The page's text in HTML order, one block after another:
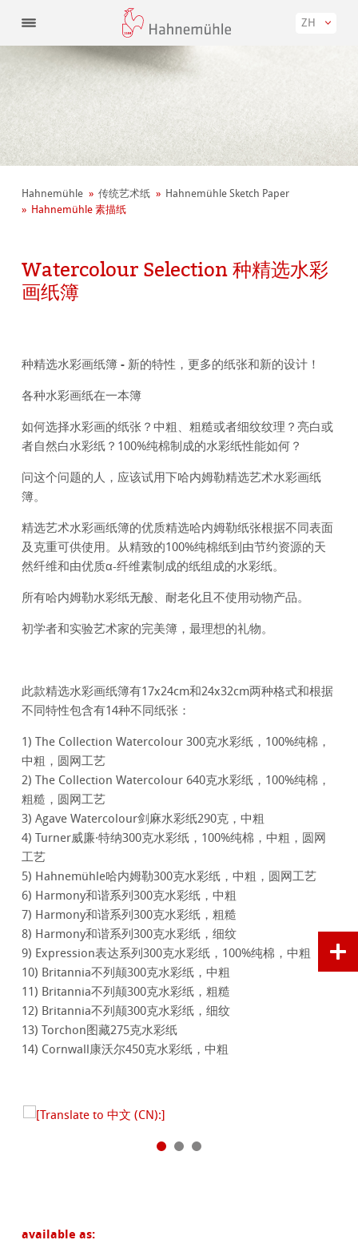
ZH
Hahnemühle 传统艺术纸
Hahnemühle Sketch Paper
Hahnemühle 素描纸
Watercolour Selection 种精选水彩
画纸簿
种精选水彩画纸簿 - 新的特性，更多的纸张和新的设计！
各种水彩画纸在一本簿
如何选择水彩画的纸张？中粗、粗糙或者细纹纹理？亮白或
者自然白水彩纸？100%纯棉制成的水彩纸性能如何？
问这个问题的人，应该试用下哈内姆勒精选艺术水彩画纸
簿。
精选艺术水彩画纸簿的优质精选哈内姆勒纸张根据不同表面
及克重可供使用。从精致的100%纯棉纸到由节约资源的天
然纤维和由优质α-纤维素制成的纸组成的水彩纸。
所有哈内姆勒水彩纸无酸、耐老化且不使用动物产品。
初学者和实验艺术家的完美簿，最理想的礼物。
此款精选水彩画纸簿有17x24cm和24x32cm两种格式和根据
不同特性包含有14种不同纸张：
1) The Collection Watercolour 300克水彩纸，100%纯棉，
中粗，圆网工艺
2) The Collection Watercolour 640克水彩纸，100%纯棉，
粗糙，圆网工艺
3) Agave Watercolour剑麻水彩纸290克，中粗
4) Turner威廉·特纳300克水彩纸，100%纯棉，中粗，圆网
工艺
5) Hahnemühle哈内姆勒300克水彩纸，中粗，圆网工艺
6) Harmony和谐系列300克水彩纸，中粗
7) Harmony和谐系列300克水彩纸，粗糙
8) Harmony和谐系列300克水彩纸，细纹
9) Expression表达系列300克水彩纸，100%纯棉，中粗
10) Britannia不列颠300克水彩纸，中粗
11) Britannia不列颠300克水彩纸，粗糙
12) Britannia不列颠300克水彩纸，细纹
13) Torchon图藏275克水彩纸
14) Cornwall康沃尔450克水彩纸，中粗
available as: